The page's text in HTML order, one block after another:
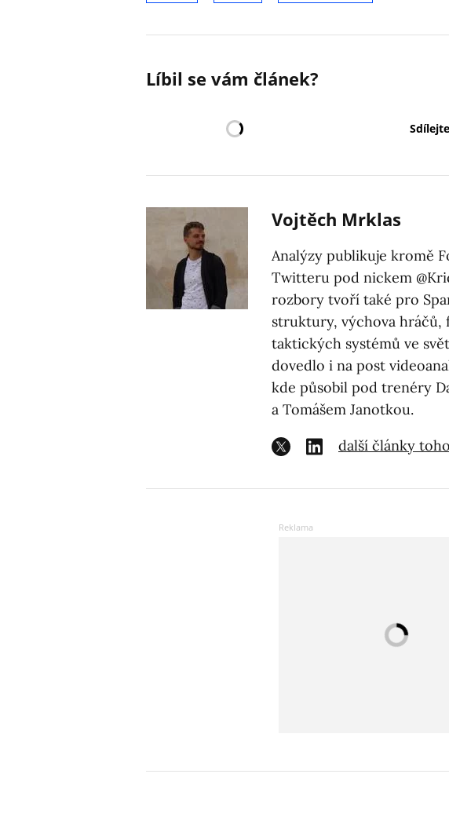
Líbil se vám článek?
Vojtěch Mrklas
Analýzy publikuje kromě
Twitteru pod nickem
rozbory tvoří také pro
struktury, výchova hráčů,
taktických systémů ve
dovedlo i na post
kde působil pod trenéry
a Tomášem Janotkou.
další články